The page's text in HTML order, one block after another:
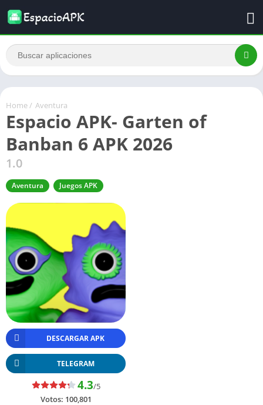
Home / Aventura
Espacio APK- Garten of
Banban 6 APK 2026
1.0
Aventura Juegos APK
DESCARGAR APK
TELEGRAM
4.3/5
Votos: 100,801